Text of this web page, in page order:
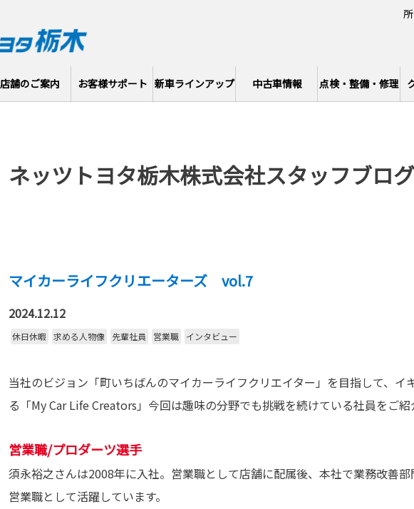
店舗のご案内 お客様サポート 新車ラインアップ 中古車情報 点検・整備・修理
ネッツトヨタ栃木株式会社スタッフブログ
マイカーライフクリエーターズ vol.7
2024.12.12
休日休暇 求める人物像 先輩社員 営業職 インタビュー
当社のビジョン「町いちばんのマイカーライフクリエイター」を目指して、イ
る「My Car Life Creators」今回は趣味の分野でも挑戦を続けている社員をご紹
営業職/プロダーツ選手
須永裕之さんは2008年に入社。営業職として店舗に配属後、本社で業務改善
営業職として活躍しています。